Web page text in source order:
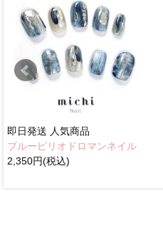
即日発送 人気商品
ブルーピリオドロマンネイル
2,350円(税込)